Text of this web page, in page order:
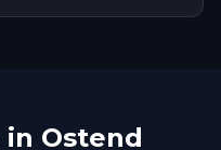
Ostend